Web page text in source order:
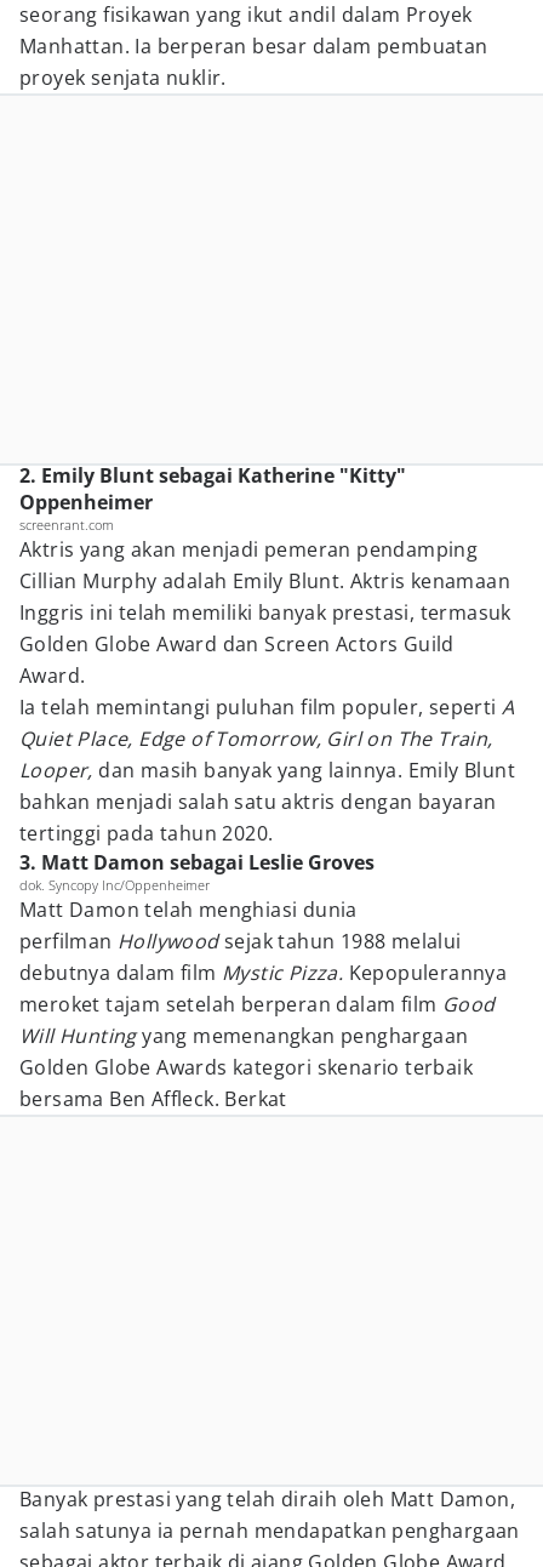
seorang fisikawan yang ikut andil dalam Proyek
Manhattan. Ia berperan besar dalam pembuatan
proyek senjata nuklir.
2. Emily Blunt sebagai Katherine "Kitty"
Oppenheimer
screenrant.com
Aktris yang akan menjadi pemeran pendamping
Cillian Murphy adalah Emily Blunt. Aktris kenamaan
Inggris ini telah memiliki banyak prestasi, termasuk
Golden Globe Award dan Screen Actors Guild
Award.
Ia telah memintangi puluhan film populer, seperti A
Quiet Place, Edge of Tomorrow, Girl on The Train,
Looper, dan masih banyak yang lainnya. Emily Blunt
bahkan menjadi salah satu aktris dengan bayaran
tertinggi pada tahun 2020.
3. Matt Damon sebagai Leslie Groves
dok. Syncopy Inc/Oppenheimer
Matt Damon telah menghiasi dunia
perfilman Hollywoodsejak tahun 1988 melalui
debutnya dalam film Mystic Pizza. Kepopulerannya
meroket tajam setelah berperan dalam film Good
Will Huntingyang memenangkan penghargaan
Golden Globe Awards kategori skenario terbaik
bersama Ben Affleck. Berkat
Banyak prestasi yang telah diraih oleh Matt Damon,
salah satunya ia pernah mendapatkan penghargaan